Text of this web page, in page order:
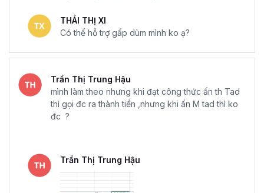
THÁI THỊ XI
Có thế hỗ trợ gấp dùm mình ko ạ?
Trần Thị Trung Hậu
mình làm theo nhưng khi đạt công thức ấn th Tad
thì gọi đc ra thành tiền ,nhưng khi ấn M tad thì ko
đc ?
Trần Thị Trung Hậu